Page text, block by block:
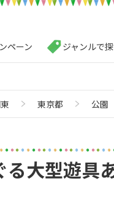
ペーン ジャンルで
東京都 公園
る大型遊具